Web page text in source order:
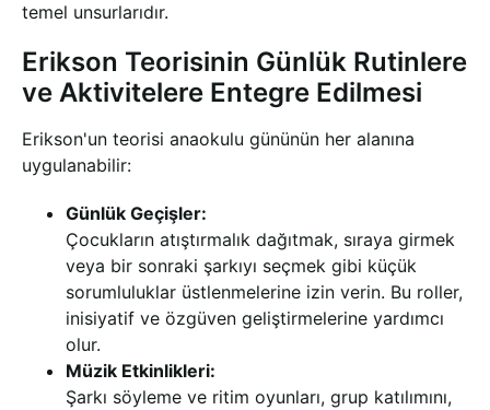
temel unsurlarıdır.
Erikson Teorisinin Günlük Rutinlere
ve Aktivitelere Entegre Edilmesi
Erikson'un teorisi anaokulu gününün her alanına
uygulanabilir:
Günlük Geçişler:
Çocukların atıştırmalık dağıtmak, sıraya girmek
veya bir sonraki şarkıyı seçmek gibi küçük
sorumluluklar üstlenmelerine izin verin. Bu roller,
inisiyatif ve özgüven geliştirmelerine yardımcı
olur.
Müzik Etkinlikleri:
Şarkı söyleme ve ritim oyunları, grup katılımını,